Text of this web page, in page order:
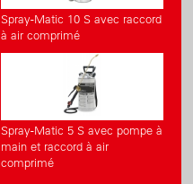
Spray-Matic 10 S avec raccord
à air comprimé
Spray-Matic 5 S avec pompe à
main et raccord à air
comprimé